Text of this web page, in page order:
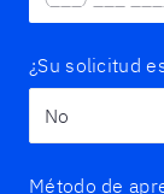
¿Su solicitud
Método de